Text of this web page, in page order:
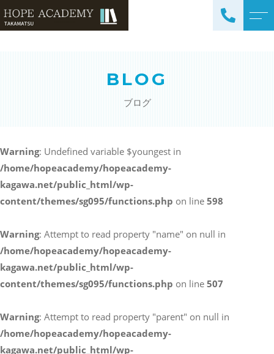
（4科目）
中学生コース（5科目）
高校生コース（3科目）
英会話コース（幼児～小学
校低学年）
087-887-7663
BLOG
ブログ
Warning: Undefined variable $youngest in
/home/hopeacademy/hopeacademy-
kagawa.net/public_html/wp-
content/themes/sg095/functions.php on line 598
Warning: Attempt to read property "name" on null in
/home/hopeacademy/hopeacademy-
kagawa.net/public_html/wp-
content/themes/sg095/functions.php on line 507
Warning: Attempt to read property "parent" on null in
/home/hopeacademy/hopeacademy-
kagawa.net/public_html/wp-